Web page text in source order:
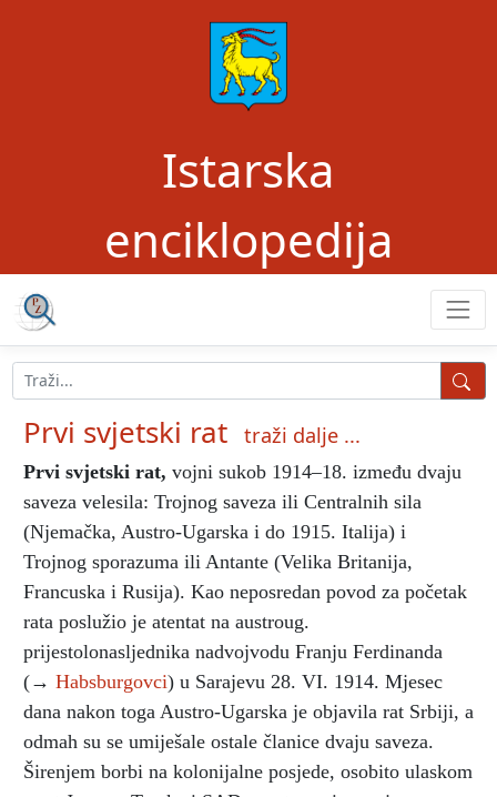
Istarska
enciklopedija
Prvi svjetski rat traži dalje ...
Prvi svjetski rat, vojni sukob 1914–18. između dvaju
saveza velesila: Trojnog saveza ili Centralnih sila
(Njemačka, Austro-Ugarska i do 1915. Italija) i
Trojnog sporazuma ili Antante (Velika Britanija,
Francuska i Rusija). Kao neposredan povod za početak
rata poslužio je atentat na austroug.
prijestolonasljednika nadvojvodu Franju Ferdinanda
(→ Habsburgovci) u Sarajevu 28. VI. 1914. Mjesec
dana nakon toga Austro-Ugarska je objavila rat Srbiji, a
odmah su se umiješale ostale članice dvaju saveza.
Širenjem borbi na kolonijalne posjede, osobito ulaskom